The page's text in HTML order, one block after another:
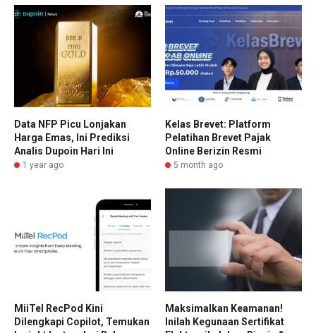
Data NFP Picu Lonjakan
Harga Emas, Ini Prediksi
Analis Dupoin Hari Ini
1 year ago
Kelas Brevet: Platform
Pelatihan Brevet Pajak
Online Berizin Resmi
5 month ago
MiiTel RecPod Kini
Dilengkapi Copilot, Temukan
Maksimalkan Keamanan!
Inilah Kegunaan Sertifikat